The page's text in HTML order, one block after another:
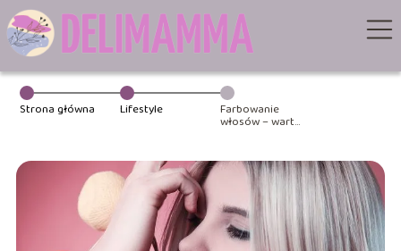
Strona główna Lifestyle Farbowanie
włosów – warto